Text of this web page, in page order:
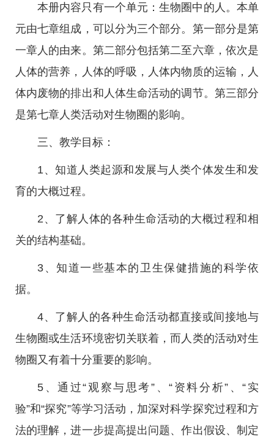
本册内容只有一个单元：生物圈中的人。本单
元由七章组成，可以分为三个部分。第一部分是第
一章人的由来。第二部分包括第二至六章，依次是
人体的营养，人体的呼吸，人体内物质的运输，人
体内废物的排出和人体生命活动的调节。第三部分
是第七章人类活动对生物圈的影响。
三、教学目标：
1、知道人类起源和发展与人类个体发生和发
育的大概过程。
2、了解人体的各种生命活动的大概过程和相
关的结构基础。
3、知道一些基本的卫生保健措施的科学依
据。
4、了解人的各种生命活动都直接或间接地与
生物圈或生活环境密切关联着，而人类的活动对生
物圈又有着十分重要的影响。
5、通过“观察与思考”、“资料分析”、“实
验”和“探究”等学习活动，加深对科学探究过程和方
法的理解，进一步提高提出问题、作出假设、制定